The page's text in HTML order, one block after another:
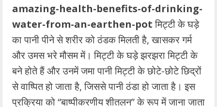
amazing-health-benefits-of-drinking-
water-from-an-earthen-potमिट्टी के घड़े
का पानी पीने से शरीर को ठंडक मिलती है, खासकर गर्म
और उमस भरे मौसम में। मिट्टी के घड़े झरझरा मिट्टी के
बने होते हैं और उनमें जमा पानी मिट्टी के छोटे-छोटे छिद्रों
से वाष्पित हो जाता है, जिससे पानी ठंडा हो जाता है। इस
प्रक्रिया को “बाष्पीकरणीय शीतलन” के रूप में जाना जाता